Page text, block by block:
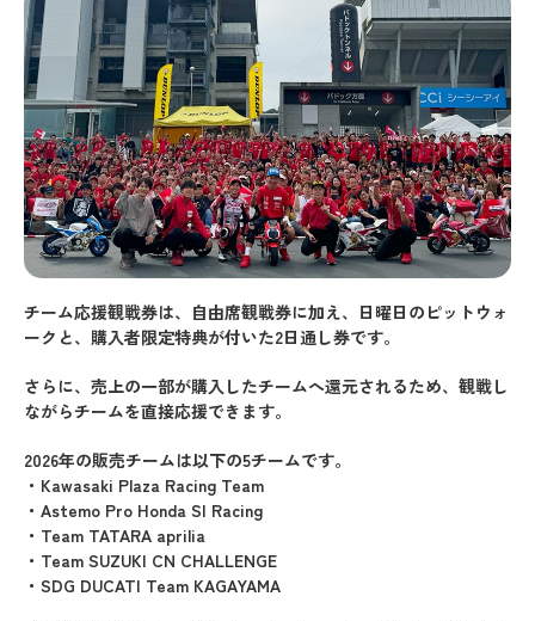
チーム応援観戦券は、自由席観戦券に加え、日曜日のピットウォ
ークと、購入者限定特典が付いた2日通し券です。
さらに、売上の一部が購入したチームへ還元されるため、観戦し
ながらチームを直接応援できます。
2026年の販売チームは以下の5チームです。
・Kawasaki Plaza Racing Team
・Astemo Pro Honda SI Racing
・Team TATARA aprilia
・Team SUZUKI CN CHALLENGE
・SDG DUCATI Team KAGAYAMA